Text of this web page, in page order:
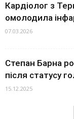
Кардіолог з
омолодила
07.03.2026
Степан Барна
після статусу
15.12.2025